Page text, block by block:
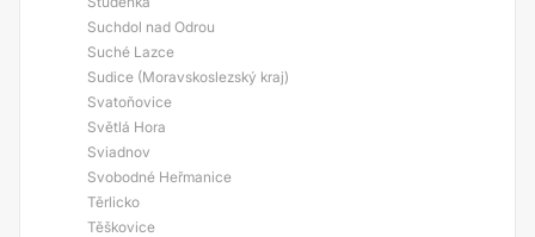
Suchdol nad Odrou
Suché Lazce
Sudice (Moravskoslezský kraj)
Svatoňovice
Světlá Hora
Sviadnov
Svobodné Heřmanice
Těrlicko
Těškovice